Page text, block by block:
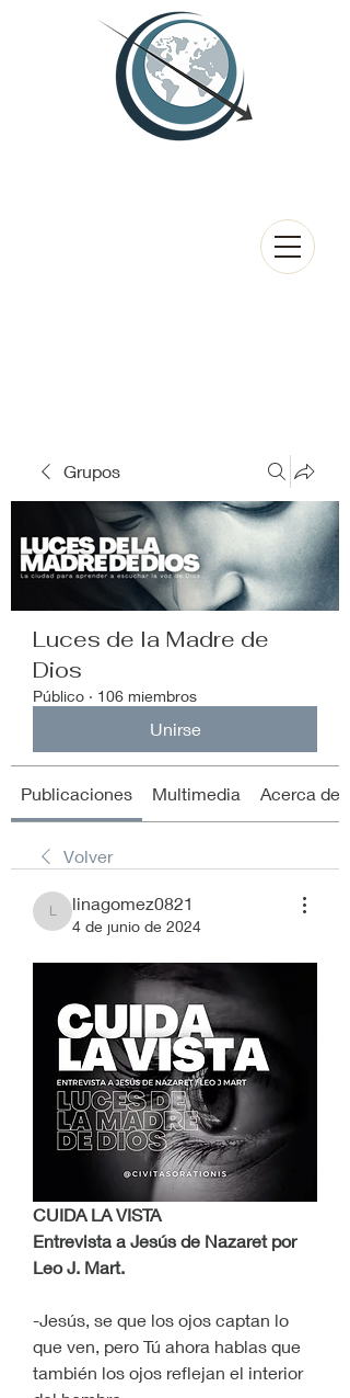
Grupos
Luces de la Madre de
Dios
Público · 106 miembros
Unirse
Publicaciones Multimedia Acerca de
Volver
linagomez0821
linagomez0821
4 de junio de 2024
CUIDA LA VISTA
Entrevista a Jesús de Nazaret por
Leo J. Mart.
-Jesús, se que los ojos captan lo
que ven, pero Tú ahora hablas que
también los ojos reflejan el interior